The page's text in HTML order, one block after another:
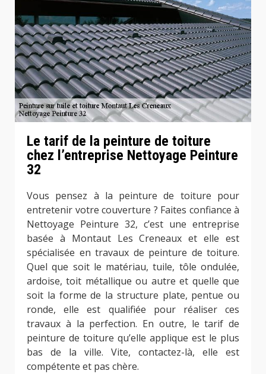
Le tarif de la peinture de toiture
chez l’entreprise Nettoyage Peinture
32
Vous pensez à la peinture de toiture pour
entretenir votre couverture ? Faites confiance à
Nettoyage Peinture 32, c’est une entreprise
basée à Montaut Les Creneaux et elle est
spécialisée en travaux de peinture de toiture.
Quel que soit le matériau, tuile, tôle ondulée,
ardoise, toit métallique ou autre et quelle que
soit la forme de la structure plate, pentue ou
ronde, elle est qualifiée pour réaliser ces
travaux à la perfection. En outre, le tarif de
peinture de toiture qu’elle applique est le plus
bas de la ville. Vite, contactez-là, elle est
compétente et pas chère.